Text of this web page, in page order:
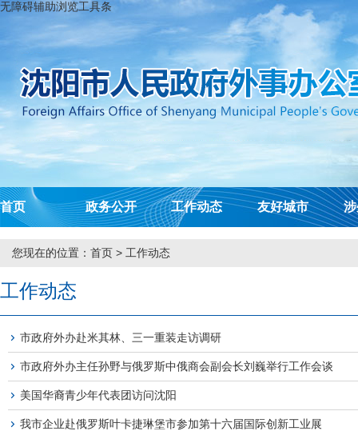
无障碍辅助浏览工具条
首页 政务公开 工作动态 友好城市
您现在的位置： 首页 > 工作动态
工作动态
市政府外办赴米其林、三一重装走访调研
市政府外办主任孙野与俄罗斯中俄商会副会长刘巍举行工作会谈
美国华裔青少年代表团访问沈阳
我市企业赴俄罗斯叶卡捷琳堡市参加第十六届国际创新工业展